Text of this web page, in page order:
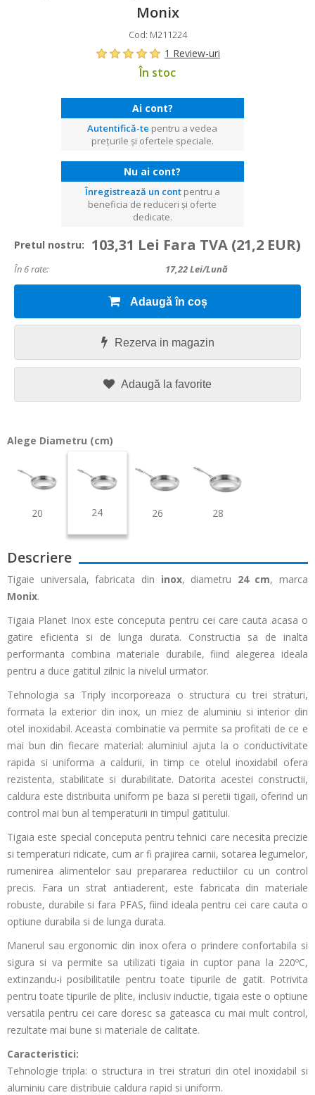
Monix
Cod: M211224
1 Review-uri
În stoc
Ai cont?
Autentifică-te pentru a vedea
prețurile și ofertele speciale.
Nu ai cont?
Înregistrează un contpentru a
beneficia de reduceri și oferte
dedicate.
Pretul nostru: 103,31 Lei Fara TVA (21,2 EUR)
În 6 rate: 17,22Lei/lună
Adaugă în coș
Rezerva in magazin
Adaugă la favorite
Alege Diametru (cm)
20 24 26 28
Descriere
Tigaie universala, fabricata din inox, diametru 24 cm, marca
Monix.
Tigaia Planet Inox este conceputa pentru cei care cauta acasa o
gatire eficienta si de lunga durata. Constructia sa de inalta
performanta combina materiale durabile, fiind alegerea ideala
pentru a duce gatitul zilnic la nivelul urmator.
Tehnologia sa Triply incorporeaza o structura cu trei straturi,
formata la exterior din inox, un miez de aluminiu si interior din
otel inoxidabil. Aceasta combinatie va permite sa profitati de ce e
mai bun din fiecare material: aluminiul ajuta la o conductivitate
rapida si uniforma a caldurii, in timp ce otelul inoxidabil ofera
rezistenta, stabilitate si durabilitate. Datorita acestei constructii,
caldura este distribuita uniform pe baza si peretii tigaii, oferind un
control mai bun al temperaturii in timpul gatitului.
Tigaia este special conceputa pentru tehnici care necesita precizie
si temperaturi ridicate, cum ar fi prajirea carnii, sotarea legumelor,
rumenirea alimentelor sau prepararea reductiilor cu un control
precis. Fara un strat antiaderent, este fabricata din materiale
robuste, durabile si fara PFAS, fiind ideala pentru cei care cauta o
optiune durabila si de lunga durata.
Manerul sau ergonomic din inox ofera o prindere confortabila si
sigura si va permite sa utilizati tigaia in cuptor pana la 220ºC,
extinzandu-i posibilitatile pentru toate tipurile de gatit. Potrivita
pentru toate tipurile de plite, inclusiv inductie, tigaia este o optiune
versatila pentru cei care doresc sa gateasca cu mai mult control,
rezultate mai bune si materiale de calitate.
Caracteristici:
Tehnologie tripla: o structura in trei straturi din otel inoxidabil si
aluminiu care distribuie caldura rapid si uniform.